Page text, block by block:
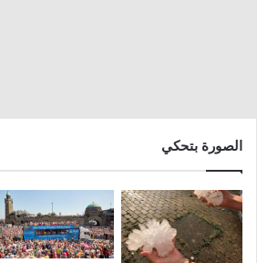
الصورة بتحكي